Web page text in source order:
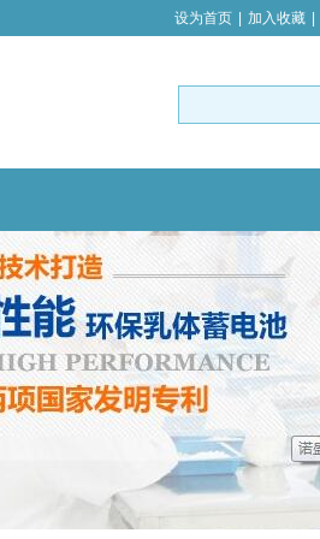
设为首页 加入收藏